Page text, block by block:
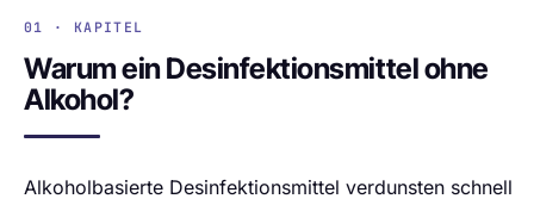
01 · KAPITEL
Warum ein Desinfektionsmittel ohne
Alkohol?
Alkoholbasierte Desinfektionsmittel verdunsten schnell